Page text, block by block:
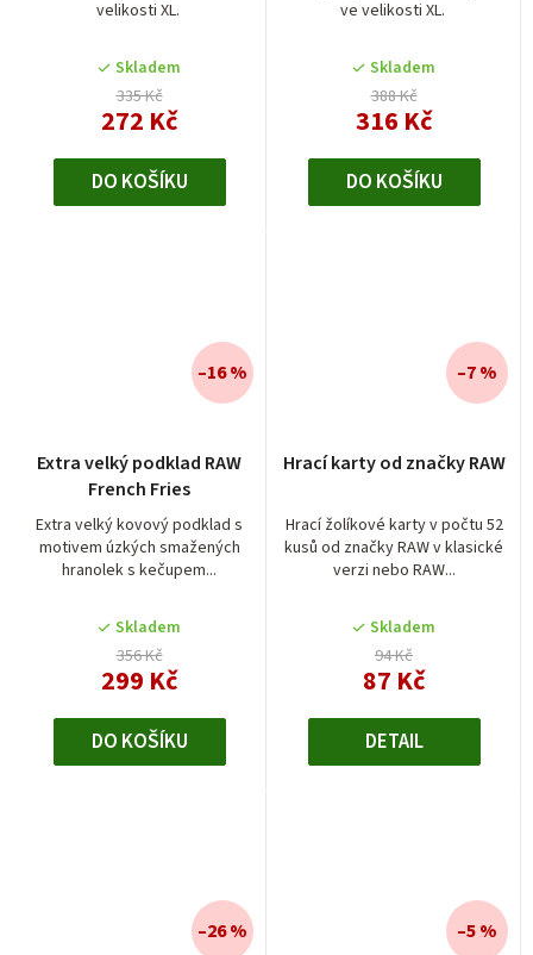
velikosti XL.
Skladem
335 Kč
272 Kč
DO KOŠÍKU
ve velikosti XL.
Skladem
388 Kč
316 Kč
DO KOŠÍKU
Extra velký podklad RAW
French Fries
Extra velký kovový podklad s
motivem úzkých smažených
hranolek s kečupem...
Skladem
356 Kč
299 Kč
–16 %
DO KOŠÍKU
Hrací karty od značky RAW
Hrací žolíkové karty v počtu 52
kusů od značky RAW v klasické
verzi nebo RAW...
Skladem
94 Kč
87 Kč
–7 %
DETAIL
–26 % –5 %